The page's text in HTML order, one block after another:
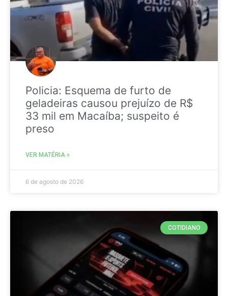
Policia: Esquema de furto de
geladeiras causou prejuízo de R$
33 mil em Macaíba; suspeito é
preso
VER MATÉRIA »
6 de agosto de 2026
COTIDIANO